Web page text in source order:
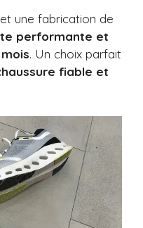
une fabrication de
performante et
. Un choix parfait
fiable et